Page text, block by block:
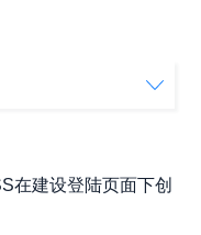
在建设登陆页面下创